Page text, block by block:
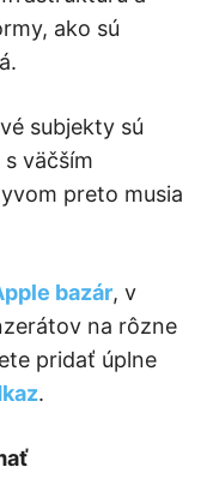
ako sú
subjekty sú
väčším
preto musia
bazár, v
na rôzne
pridať úplne
.